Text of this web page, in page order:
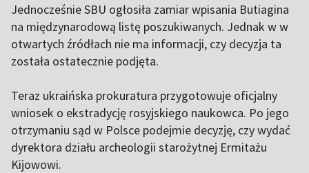
Jednocześnie SBU ogłosiła zamiar wpisania Butiagina
na międzynarodową listę poszukiwanych. Jednak w w
otwartych źródłach nie ma informacji, czy decyzja ta
została ostatecznie podjęta.
Teraz ukraińska prokuratura przygotowuje oficjalny
wniosek o ekstradycję rosyjskiego naukowca. Po jego
otrzymaniu sąd w Polsce podejmie decyzję, czy wydać
dyrektora działu archeologii starożytnej Ermitażu
Kijowowi.